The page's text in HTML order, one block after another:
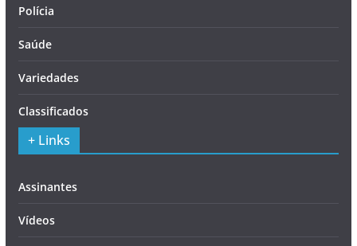
Polícia
Saúde
Variedades
Classificados
+ Links
Assinantes
Vídeos